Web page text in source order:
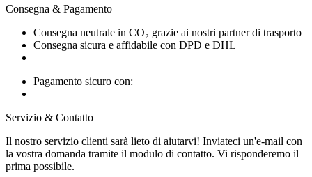
Consegna & Pagamento
Consegna neutrale in CO₂ grazie ai nostri partner di trasporto
Consegna sicura e affidabile con DPD e DHL
Pagamento sicuro con:
Servizio & Contatto
Il nostro servizio clienti sarà lieto di aiutarvi! Inviateci un'e-mail con
la vostra domanda tramite il modulo di contatto. Vi risponderemo il
prima possibile.